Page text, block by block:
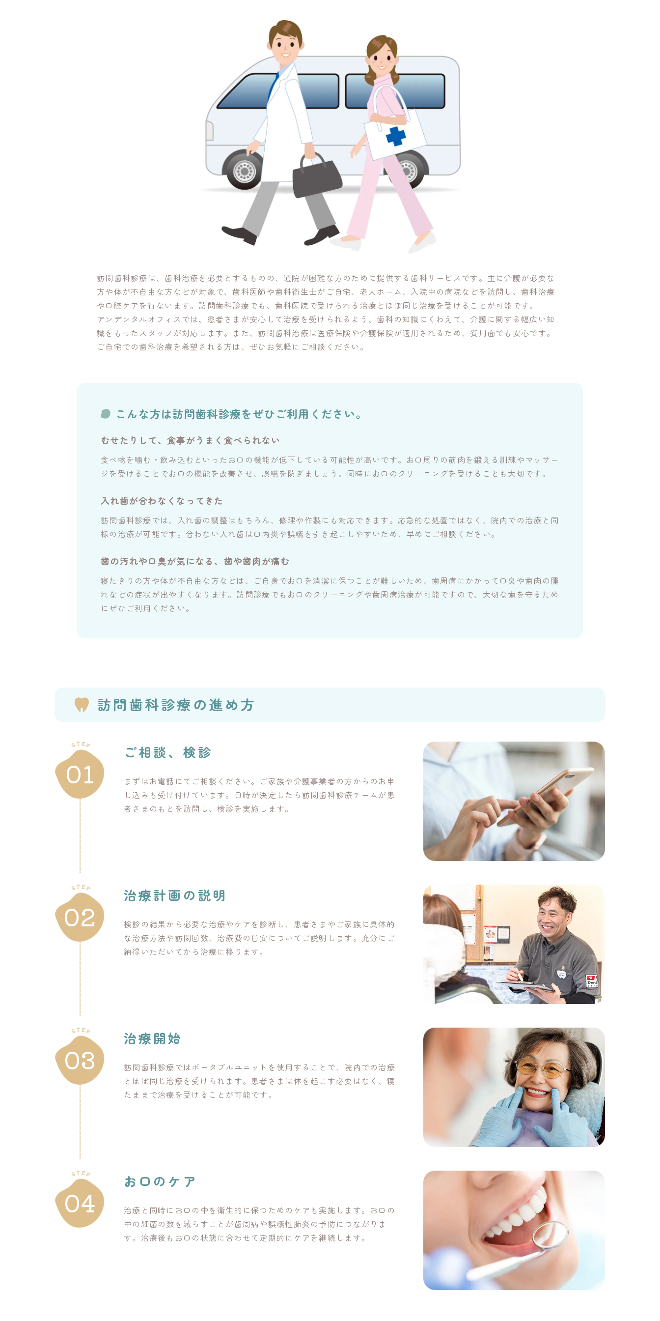
訪問歯科診療は、歯科治療を必要とするものの、通院が困難な方のために提供する歯科サービスです。主に介護が必要な
方や体が不自由な方などが対象で、歯科医師や歯科衛生士がご自宅、老人ホーム、入院中の病院などを訪問し、歯科治療
や口腔ケアを行ないます。訪問歯科診療でも、歯科医院で受けられる治療とほぼ同じ治療を受けることが可能です。
アンデンタルオフィスでは、患者さまが安心して治療を受けられるよう、歯科の知識にくわえて、介護に関する幅広い知
識をもったスタッフが対応します。また、訪問歯科治療は医療保険や介護保険が適用されるため、費用面でも安心です。
ご自宅での歯科治療を希望される方は、ぜひお気軽にご相談ください。
こんな方は訪問歯科診療をぜひご利用ください。
むせたりして、食事がうまく食べられない
食べ物を噛む・飲み込むといったお口の機能が低下している可能性が高いです。お口周りの筋肉を鍛える訓練やマッサー
ジを受けることでお口の機能を改善させ、誤嚥を防ぎましょう。同時にお口のクリーニングを受けることも大切です。
入れ歯が合わなくなってきた
訪問歯科診療では、入れ歯の調整はもちろん、修理や作製にも対応できます。応急的な処置ではなく、院内での治療と同
様の治療が可能です。合わない入れ歯は口内炎や誤嚥を引き起こしやすいため、早めにご相談ください。
歯の汚れや口臭が気になる、歯や歯肉が痛む
寝たきりの方や体が不自由な方などは、ご自身でお口を清潔に保つことが難しいため、歯周病にかかって口臭や歯肉の腫
れなどの症状が出やすくなります。訪問診療でもお口のクリーニングや歯周病治療が可能ですので、大切な歯を守るため
にぜひご利用ください。
訪問歯科診療の進め方
01
ご相談、検診
まずはお電話にてご相談ください。ご家族や介護事業者の方からのお申
し込みも受け付けています。日時が決定したら訪問歯科診療チームが患
者さまのもとを訪問し、検診を実施します。
02
治療計画の説明
検診の結果から必要な治療やケアを診断し、患者さまやご家族に具体的
な治療方法や訪問回数、治療費の目安についてご説明します。充分にご
納得いただいてから治療に移ります。
03
治療開始
訪問歯科診療ではポータブルユニットを使用することで、院内での治療
とほぼ同じ治療を受けられます。患者さまは体を起こす必要はなく、寝
たままで治療を受けることが可能です。
04
お口のケア
治療と同時にお口の中を衛生的に保つためのケアも実施します。お口の
中の細菌の数を減らすことが歯周病や誤嚥性肺炎の予防につながりま
す。治療後もお口の状態に合わせて定期的にケアを継続します。